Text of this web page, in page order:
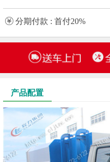
分期付款 : 首付20%
产品配置